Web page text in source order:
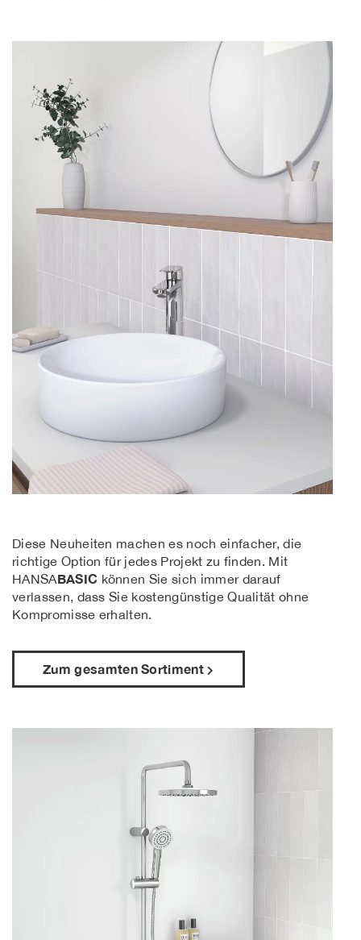
Diese Neuheiten machen es noch einfacher, die
richtige Option für jedes Projekt zu finden. Mit
HANSABASIC können Sie sich immer darauf
verlassen, dass Sie kostengünstige Qualität ohne
Kompromisse erhalten.
Zum gesamten Sortiment